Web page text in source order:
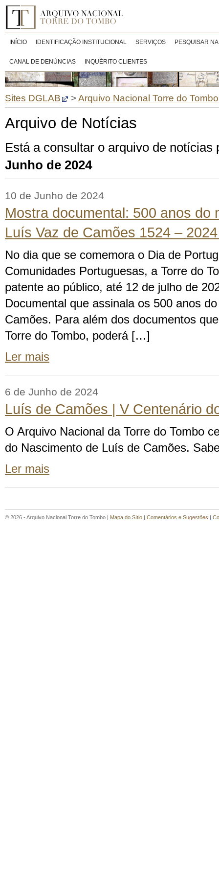
INÍCIO IDENTIFICAÇÃO INSTITUCIONAL SERVIÇOS PESQUISAR
CANAL DE DENÚNCIAS INQUÉRITO CLIENTES
Sites DGLAB >Arquivo Nacional Torre do Tombo
Arquivo de Notícias
Está a consultar o arquivo de notícias
Junho de 2024
10 de Junho de 2024
Mostra documental: 500 anos do
Luís Vaz de Camões 1524 –
No dia que se comemora o Dia de
Comunidades Portuguesas, a Torre do
patente ao público, até 12 de julho de
Documental que assinala os 500 anos
Camões. Para além dos documentos
Torre do Tombo, poderá […]
Ler mais
6 de Junho de 2024
Luís de Camões | V Centenário
O Arquivo Nacional da Torre do Tombo
do Nascimento de Luís de Camões.
Ler mais
© 2026 - Arquivo Nacional Torre do Tombo | Mapa do Sítio | Comentários e Sugestões |